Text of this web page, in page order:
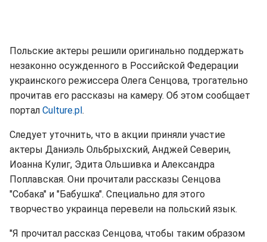
Польские актеры решили оригинально поддержать
незаконно осужденного в Российской Федерации
украинского режиссера Олега Сенцова, трогательно
прочитав его рассказы на камеру. Об этом сообщает
портал Culture.pl.
Следует уточнить, что в акции приняли участие
актеры Даниэль Ольбрыхский, Анджей Северин,
Иоанна Кулиг, Эдита Ольшивка и Александра
Поплавская. Они прочитали рассказы Сенцова
"Собака" и "Бабушка". Специально для этого
творчество украинца перевели на польский язык.
"Я прочитал рассказ Сенцова, чтобы таким образом